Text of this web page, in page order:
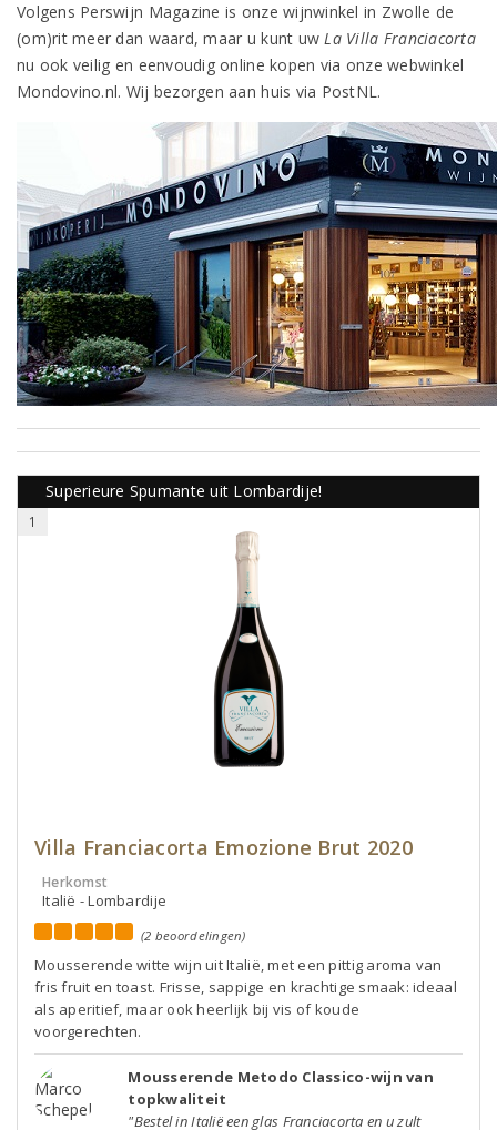
Volgens Perswijn Magazine is onze wijnwinkel in Zwolle de
(om)rit meer dan waard, maar u kunt uwLa Villa Franciacorta
nu ook veilig en eenvoudig online kopen via onze webwinkel
Mondovino.nl. Wij bezorgen aan huis via PostNL.
Superieure Spumante uit Lombardije!
1
Villa Franciacorta Emozione Brut 2020
Herkomst
Italië - Lombardije
(2 beoordelingen)
Mousserende witte wijn uit Italië, met een pittig aroma van
fris fruit en toast. Frisse, sappige en krachtige smaak: ideaal
als aperitief, maar ook heerlijk bij vis of koude
voorgerechten.
Mousserende Metodo Classico-wijn van
topkwaliteit
"Bestel in Italië een glas Franciacorta en u zult